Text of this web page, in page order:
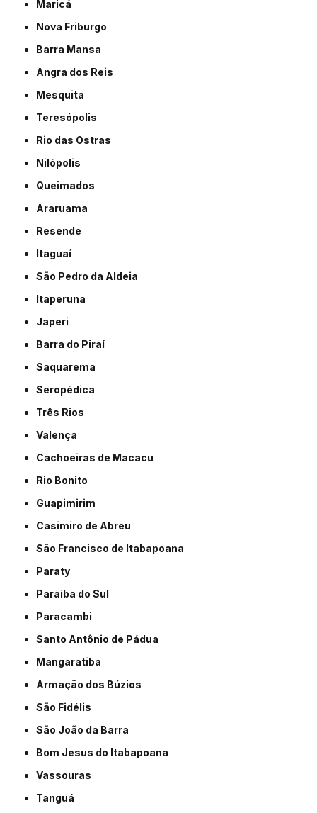
Maricá
Nova Friburgo
Barra Mansa
Angra dos Reis
Mesquita
Teresópolis
Rio das Ostras
Nilópolis
Queimados
Araruama
Resende
Itaguaí
São Pedro da Aldeia
Itaperuna
Japeri
Barra do Piraí
Saquarema
Seropédica
Três Rios
Valença
Cachoeiras de Macacu
Rio Bonito
Guapimirim
Casimiro de Abreu
São Francisco de Itabapoana
Paraty
Paraíba do Sul
Paracambi
Santo Antônio de Pádua
Mangaratiba
Armação dos Búzios
São Fidélis
São João da Barra
Bom Jesus do Itabapoana
Vassouras
Tanguá